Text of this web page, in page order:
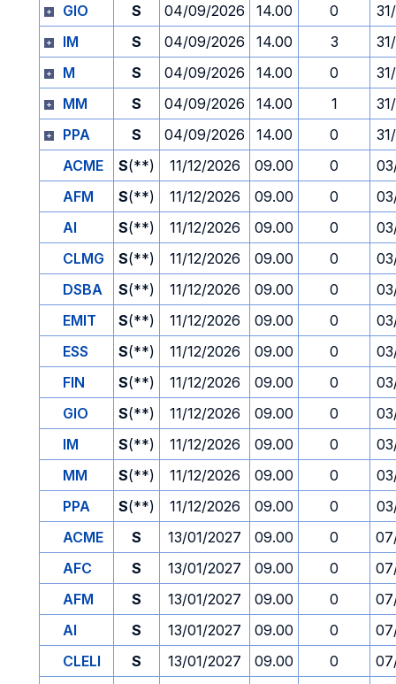
GIO
S 04/09/2026 14.00 0
IM
S 04/09/2026 14.00 3
M
S 04/09/2026 14.00 0
MM
S 04/09/2026 14.00 1
PPA
S 04/09/2026 14.00 0
ACME
S(**) 11/12/2026 09.00 0
AFM
S(**) 11/12/2026 09.00 0
AI
S(**) 11/12/2026 09.00 0
CLMG
S(**) 11/12/2026 09.00 0
DSBA
S(**) 11/12/2026 09.00 0
EMIT
S(**) 11/12/2026 09.00 0
ESS
S(**) 11/12/2026 09.00 0
FIN
S(**) 11/12/2026 09.00 0
GIO
S(**) 11/12/2026 09.00 0
IM
S(**) 11/12/2026 09.00 0
MM
S(**) 11/12/2026 09.00 0
PPA
S(**) 11/12/2026 09.00 0
ACME
S 13/01/2027 09.00 0
AFC
S 13/01/2027 09.00 0
AFM
S 13/01/2027 09.00 0
AI
S 13/01/2027 09.00 0
CLELI
S 13/01/2027 09.00 0